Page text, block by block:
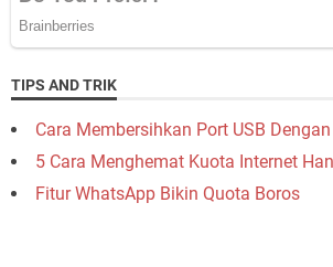
TIPS AND TRIK
Cara Membersihkan Port USB
5 Cara Menghemat Kuota Internet
Fitur WhatsApp Bikin Quota Boros